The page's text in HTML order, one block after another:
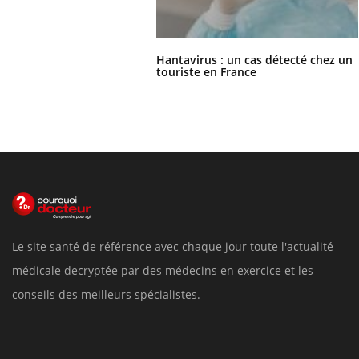
Hantavirus : un cas détecté chez un
touriste en France
Le site santé de référence avec chaque jour toute l'actualité
médicale decryptée par des médecins en exercice et les
conseils des meilleurs spécialistes.